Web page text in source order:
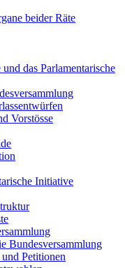
beider Räte
das Parlamentarische
Vorstösse
Initiative
Bundesversammlung
Petitionen